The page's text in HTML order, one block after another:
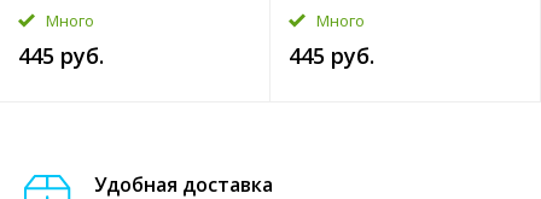
Много
445 руб.
Много
445 руб.
Удобная доставка